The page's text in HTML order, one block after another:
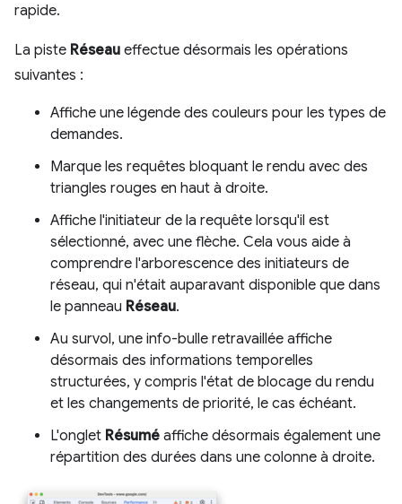
rapide.
La piste Réseau effectue désormais les opérations
suivantes :
Affiche une légende des couleurs pour les types de
demandes.
Marque les requêtes bloquant le rendu avec des
triangles rouges en haut à droite.
Affiche l'initiateur de la requête lorsqu'il est
sélectionné, avec une flèche. Cela vous aide à
comprendre l'arborescence des initiateurs de
réseau, qui n'était auparavant disponible que dans
le panneau Réseau.
Au survol, une info-bulle retravaillée affiche
désormais des informations temporelles
structurées, y compris l'état de blocage du rendu
et les changements de priorité, le cas échéant.
L'onglet Résumé affiche désormais également une
répartition des durées dans une colonne à droite.